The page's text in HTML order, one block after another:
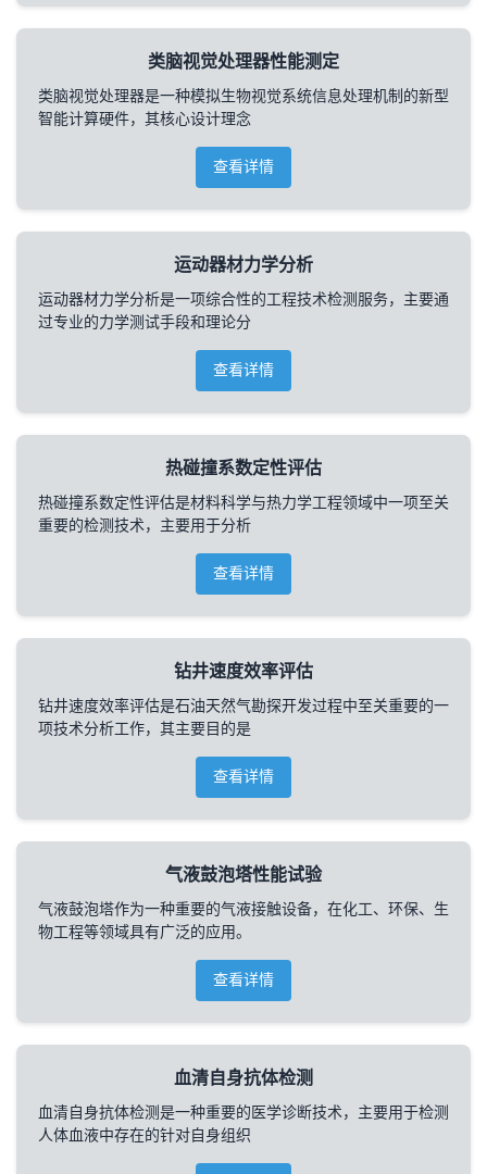
类脑视觉处理器性能测定
类脑视觉处理器是一种模拟生物视觉系统信息处理机制的新型
智能计算硬件，其核心设计理念
查看详情
运动器材力学分析
运动器材力学分析是一项综合性的工程技术检测服务，主要通
过专业的力学测试手段和理论分
查看详情
热碰撞系数定性评估
热碰撞系数定性评估是材料科学与热力学工程领域中一项至关
重要的检测技术，主要用于分析
查看详情
钻井速度效率评估
钻井速度效率评估是石油天然气勘探开发过程中至关重要的一
项技术分析工作，其主要目的是
查看详情
气液鼓泡塔性能试验
气液鼓泡塔作为一种重要的气液接触设备，在化工、环保、生
物工程等领域具有广泛的应用。
查看详情
血清自身抗体检测
血清自身抗体检测是一种重要的医学诊断技术，主要用于检测
人体血液中存在的针对自身组织